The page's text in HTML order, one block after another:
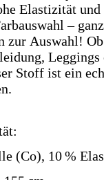
Elastizität und
–
zur Auswahl!
Leggings
Stoff ist ein
(Co), 10 %